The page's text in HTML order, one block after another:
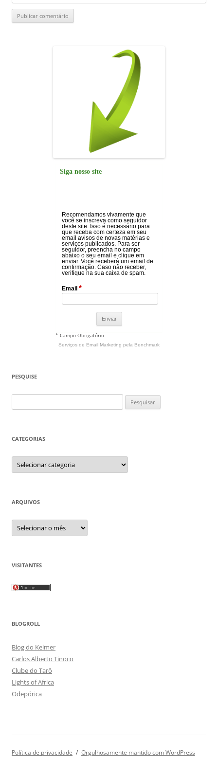
Siga nosso site
Recomendamos vivamente que
você se inscreva como seguidor
deste site. Isso é necessário para
que receba com certeza em seu
email avisos de novas matérias e
serviços publicados. Para ser
seguidor, preencha no campo
abaixo o seu email e clique em
enviar. Você receberá um email de
confirmação. Caso não receber,
verifique na sua caixa de spam.
Email *
* Campo Obrigatório
Serviços de Email Marketing pela Benchmark
PESQUISE
por:
CATEGORIAS
Categorias
ARQUIVOS
Arquivos
VISITANTES
BLOGROLL
Blog do Kelmer
Carlos Alberto Tinoco
Clube do Tarô
Lights of Africa
Odepórica
Política de privacidade Orgulhosamente mantido com WordPress